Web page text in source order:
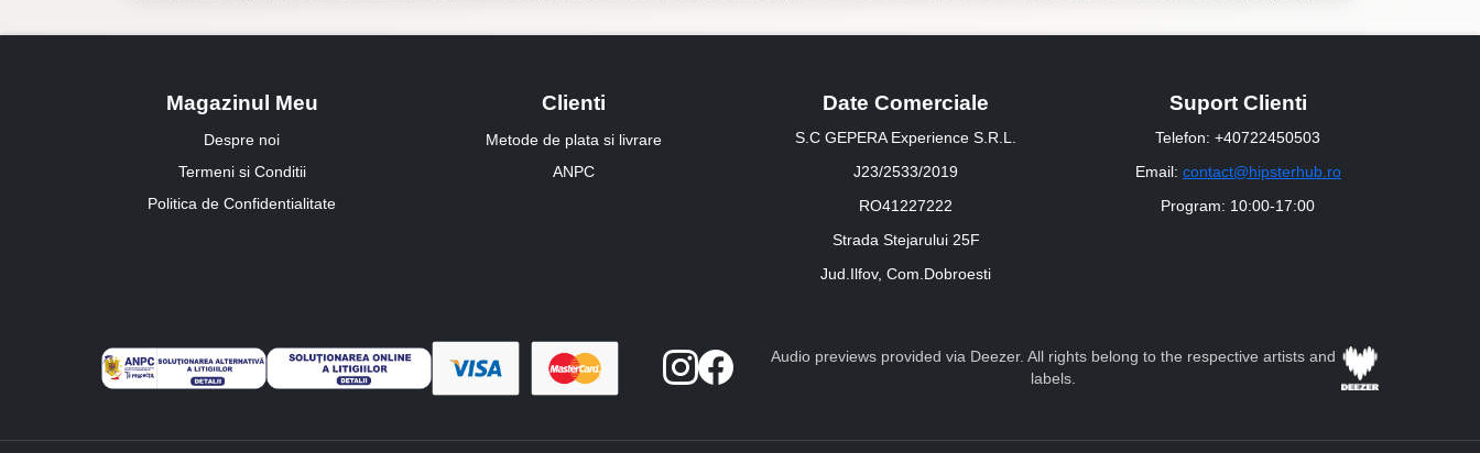
Magazinul Meu
Despre noi
Termeni si Conditii
Politica de Confidentialitate
Clienti
Metode de plata si livrare
ANPC
Date Comerciale
S.C GEPERA Experience S.R.L.
J23/2533/2019
RO41227222
Strada Stejarului 25F
Jud.Ilfov, Com.Dobroesti
Suport Clienti
Telefon: +40722450503
Email: contact@hipsterhub.ro
Program: 10:00-17:00
Audio previews provided via Deezer. All rights belong to the respective artists and
labels.